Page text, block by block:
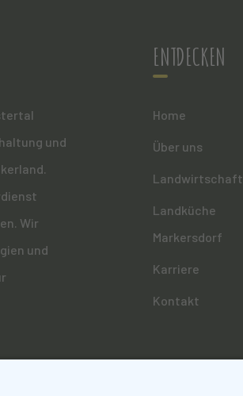
und
Wir
und
ENTDECKEN
Home
Über uns
Landwirtschaft
Landküche
Markersdorf
Karriere
Kontakt